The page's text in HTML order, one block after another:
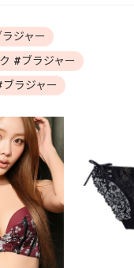
ジャー
#ブラジャー
ラジャー